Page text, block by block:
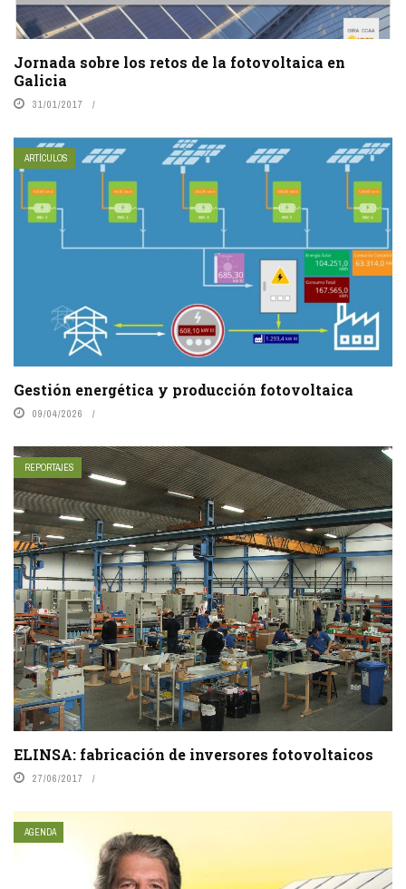
Jornada sobre los retos de la fotovoltaica en
Galicia
31/01/2017
ARTÍCULOS
Gestión energética y producción fotovoltaica
09/04/2026
REPORTAJES
ELINSA: fabricación de inversores fotovoltaicos
27/06/2017
AGENDA